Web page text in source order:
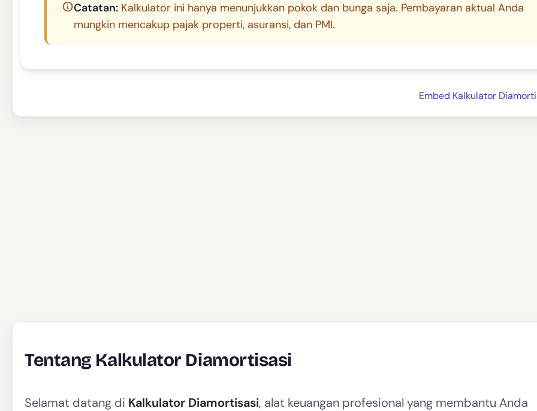
Catatan: Kalkulator ini hanya menunjukkan pokok dan bunga saja. Pembayaran aktual Anda
mungkin mencakup pajak properti, asuransi, dan PMI.
Embed Kalkulator
Tentang Kalkulator Diamortisasi
Selamat datang di Kalkulator Diamortisasi, alat keuangan profesional yang membantu Anda